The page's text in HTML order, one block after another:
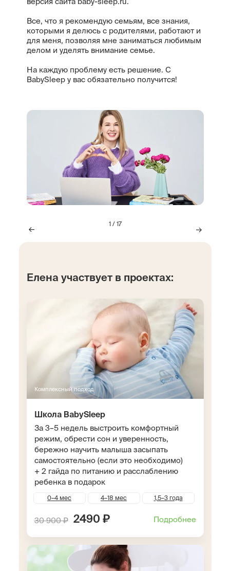
Все, что я рекомендую семьям, все знания,
которыми я делюсь с родителями, работают и
для меня, позволяя мне заниматься любимым
делом и уделять внимание семье.
На каждую проблему есть решение. С
BabySleep у вас обязательно получится!
1 / 17
Елена участвует в проектах:
Комплексный подход
Школа BabySleep
За 3–5 недель выстроить комфортный
режим, обрести сон и уверенность,
бережно научить малыша засыпать
самостоятельно (если это необходимо)
+ 2 гайда по питанию и расслаблению
ребенка в подарок
0–4 мес 4–18 мес 1,5–3 года
30 900 ₽ 2490 ₽ Подробнее